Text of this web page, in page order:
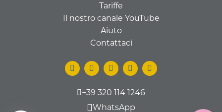
Tariffe
Il nostro canale YouTube
Aiuto
Contattaci
+39 320 114 1246
WhatsApp